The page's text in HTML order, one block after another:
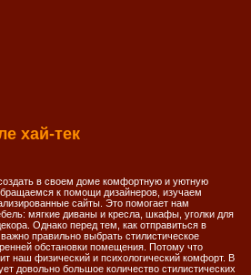
хай-тек
в своем доме комфортную и уютную
к помощи дизайнеров, изучаем
сайты. Это помогает нам
мягкие диваны и кресла, шкафы, уголки для
Однако перед тем, как отправиться в
правильно выбрать стилистическое
обстановки помещения. Потому что
наш физический и психологический комфорт. В
довольно большое количество стилистических